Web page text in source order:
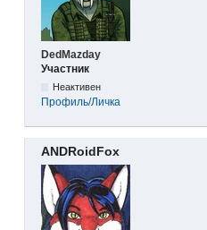
DedMazday
Участник
Неактивен
Профиль/Личка
ANDRoidFox